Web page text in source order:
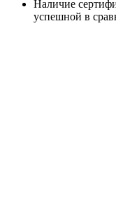
Наличие
успешной в